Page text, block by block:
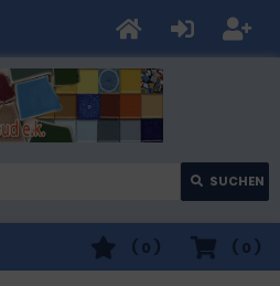
SUCHEN
( 0 )
( 0 )